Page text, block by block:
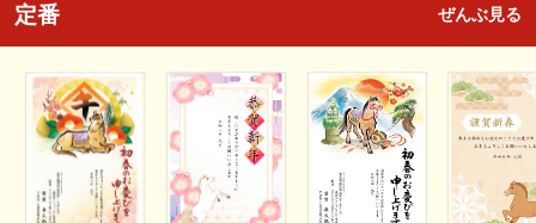
定番 ぜんぶ見る